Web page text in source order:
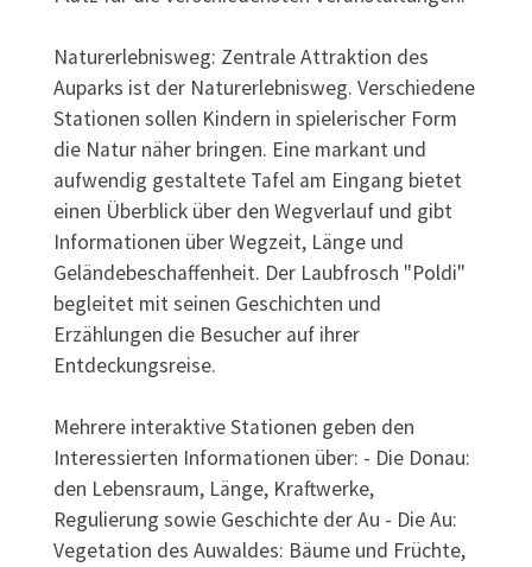
Naturerlebnisweg: Zentrale Attraktion des
Auparks ist der Naturerlebnisweg. Verschiedene
Stationen sollen Kindern in spielerischer Form
die Natur näher bringen. Eine markant und
aufwendig gestaltete Tafel am Eingang bietet
einen Überblick über den Wegverlauf und gibt
Informationen über Wegzeit, Länge und
Geländebeschaffenheit. Der Laubfrosch "Poldi"
begleitet mit seinen Geschichten und
Erzählungen die Besucher auf ihrer
Entdeckungsreise.
Mehrere interaktive Stationen geben den
Interessierten Informationen über: - Die Donau:
den Lebensraum, Länge, Kraftwerke,
Regulierung sowie Geschichte der Au - Die Au:
Vegetation des Auwaldes: Bäume und Früchte,